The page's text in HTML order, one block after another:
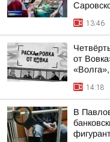
13:46
от
14:18
В